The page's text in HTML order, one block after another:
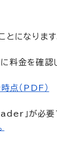
になります
料金を確認
点（PDF）
」が必要